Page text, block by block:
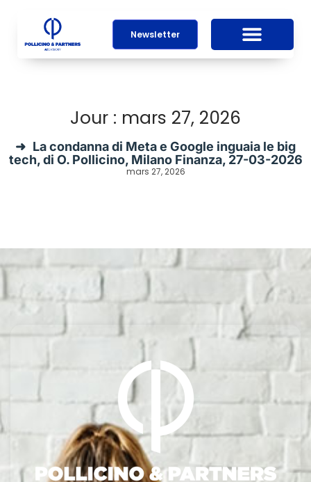
Newsletter
Jour : mars 27, 2026
La condanna di Meta e Google inguaia le big
tech, di O. Pollicino, Milano Finanza, 27-03-2026
mars 27, 2026